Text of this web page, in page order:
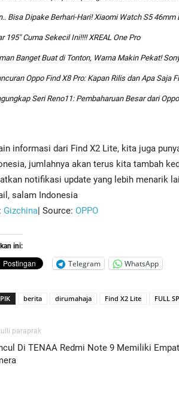
Bisa Dipake Berhari-Hari! Xiaomi Watch S5 46mm
195″ Cuma Sekecil Ini!!!! XREAL One Pro
Banget Buat di Tonton, Warna Makin Pekat!
Oppo Find X8 Pro: Kapan Rilis dan Apa Saja
Seri Reno11: Pembaharuan Besar dari
informasi dari Find X2 Lite, kita juga
jumlahnya akan terus kita tambah
notifikasi update yang lebih menarik
salam Indonesia
Gizchina| Source: OPPO
ini:
Telegram WhatsApp
berita dirumahaja Find X2 Lite FULL
paraprak
Di TENAA Redmi Note 9 Memiliki Empat